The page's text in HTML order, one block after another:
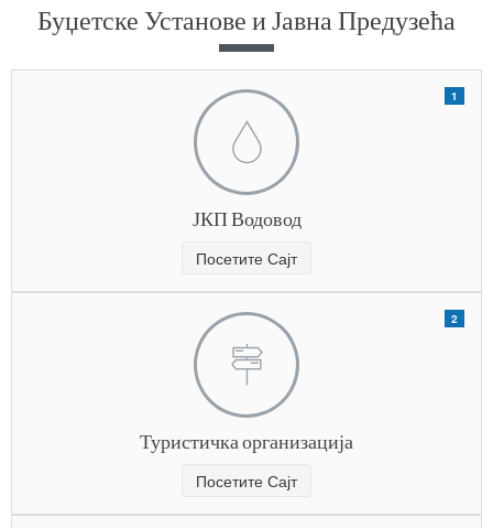
Буџетске Установе и Јавна Предузећа
1
ЈКП Водовод
Посетите Сајт
2
Туристичка организација
Посетите Сајт